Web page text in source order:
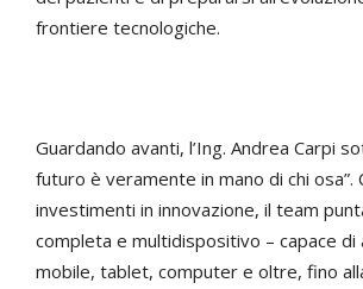
frontiere tecnologiche.
Guardando avanti, l’Ing. Andrea Carpi
futuro è veramente in mano di chi osa”.
investimenti in innovazione, il team
completa e multidispositivo – capace di
mobile, tablet, computer e oltre, fino